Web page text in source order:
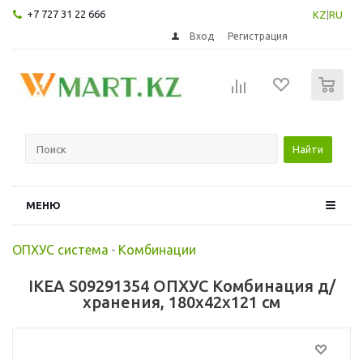
+7 727 31 22 666 KZ RU
Вход Регистрация
Найти
МЕНЮ
ОПХУС система - Комбинации
IKEA S09291354 ОПХУС Комбинация д/
хранения, 180x42x121 см